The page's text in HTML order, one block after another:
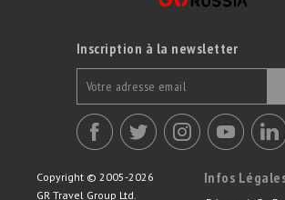
Inscription à la newsletter
Copyright © 2005-2026
GR Travel Group Ltd.
Infos